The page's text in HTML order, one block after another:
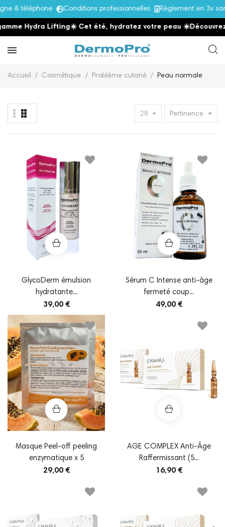
& téléphone Conditions professionnelles Règlement en 3x sans
Hydra Lifting☀️ Cet été, hydratez votre peau ☀️Découvrez la
Accueil Cosmétique Problème cutané Peau normale
28 Pertinence
GlycoDerm émulsion
hydratante...
39,00 €
Sérum C Intense anti-âge
fermeté coup...
49,00 €
Masque Peel-off peeling
enzymatique x 5
29,00 €
AGE COMPLEX Anti-Âge
Raffermissant (5...
16,90 €